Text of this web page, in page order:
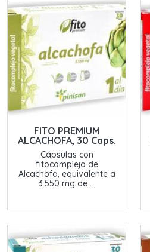
FITO PREMIUM
ALCACHOFA, 30 Caps.
Cápsulas con
fitocomplejo de
Alcachofa, equivalente a
3.550 mg de ...